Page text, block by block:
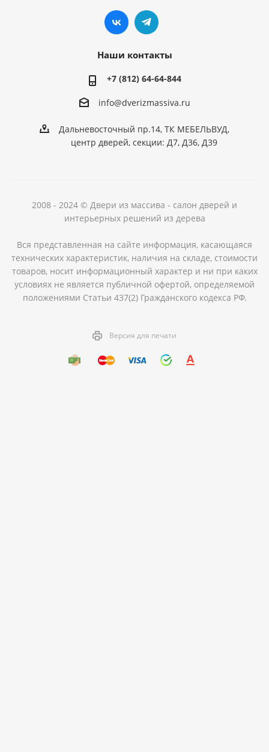
Наши контакты
+7 (812) 64-64-844
info@dverizmassiva.ru
Дальневосточный пр.14, ТК МЕБЕЛЬВУД,
центр дверей, секции: Д7, Д36, Д39
2008 - 2024 © Двери из массива - салон дверей и
интерьерных решений из дерева
Вся представленная на сайте информация, касающаяся
технических характеристик, наличия на складе, стоимости
товаров, носит информационный характер и ни при каких
условиях не является публичной офертой, определяемой
положениями Статьи 437(2) Гражданского кодекса РФ.
Версия для печати